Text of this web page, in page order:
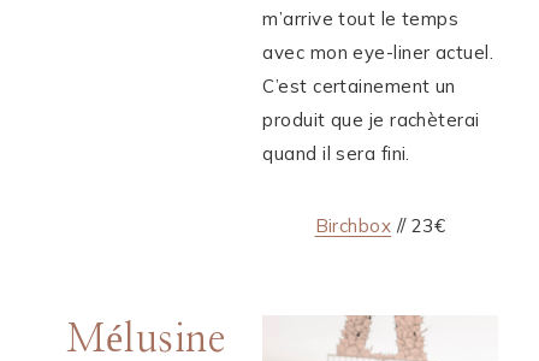
m’arrive tout le temps
avec mon eye-liner actuel.
C’est certainement un
produit que je rachèterai
quand il sera fini.
Birchbox // 23€
Mélusine